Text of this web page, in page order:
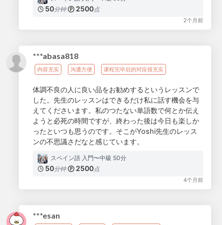
50分钟 2500点
2个月前
***abasa818
内容充实 沟通方便 课程完毕后的对应很充实
体調不良の人に良い品をお勧めするというレッスンで
した。先生のレッスンはできるだけ私に話す機会を与
えてくださいます。私のつたない単語数で何とか伝え
ようと必死の時間ですが、終わった後は今日も楽しか
ったといつも思うのです。そこがYoshi先生のレッス
ンの不思議さだなと感じています。
スペイン語 入門〜中級 50分
50分钟 2500点
4个月前
***esan